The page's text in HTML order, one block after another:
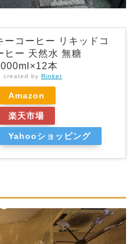
ーコーヒー リキッドコ
ヒー 天然水 無糖
本
created by Rinker
Amazon
楽天市場
Yahooショッピング